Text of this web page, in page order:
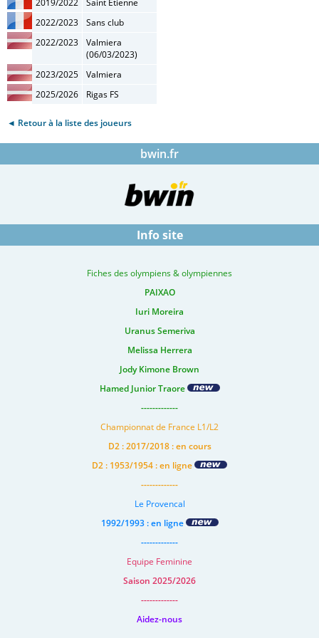
2022/2023
Sans club
2022/2023
Valmiera
(06/03/2023)
2023/2025
Valmiera
2025/2026
Rigas FS
◄ Retour à la liste des joueurs
bwin.fr
Info site
Fiches des olympiens & olympiennes
PAIXAO
Iuri Moreira
Uranus Semeriva
Melissa Herrera
Jody Kimone Brown
Hamed Junior Traore
-------------
Championnat de France L1/L2
D2 : 2017/2018 : en cours
D2 : 1953/1954 : en ligne
-------------
Le Provencal
1992/1993 : en ligne
-------------
Equipe Feminine
Saison 2025/2026
-------------
Aidez-nous